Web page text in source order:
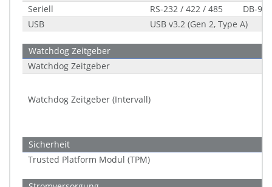
Seriell
RS-232 / 422 / 485
DB-9
USB
USB v3.2 (Gen 2, Type A)
Watchdog Zeitgeber
Watchdog Zeitgeber
Watchdog Zeitgeber (Intervall)
Sicherheit
Trusted Platform Modul (TPM)